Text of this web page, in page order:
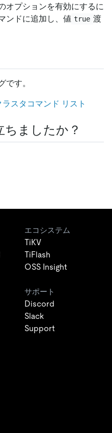
オプションを有効にするに
ンドに追加し、値 true 渡
です。
スタコマンド リスト
ちましたか？
エコシステム
TiKV
TiFlash
OSS Insight
サポート
Discord
Slack
Support